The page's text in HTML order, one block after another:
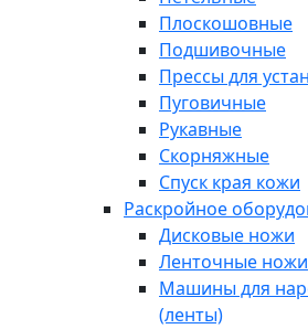
Плоскошовные
Подшивочные
Прессы для
Пуговичные
Рукавные
Скорняжные
Спуск края кожи
Раскройное
Дисковые ножи
Ленточные ножи
Машины для
(ленты)